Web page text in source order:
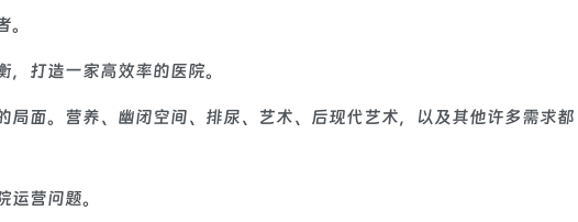
打造一家高效率的医院。
面。营养、幽闭空间、排尿、艺术、后现代艺术，以及其他许多需求都
营问题。